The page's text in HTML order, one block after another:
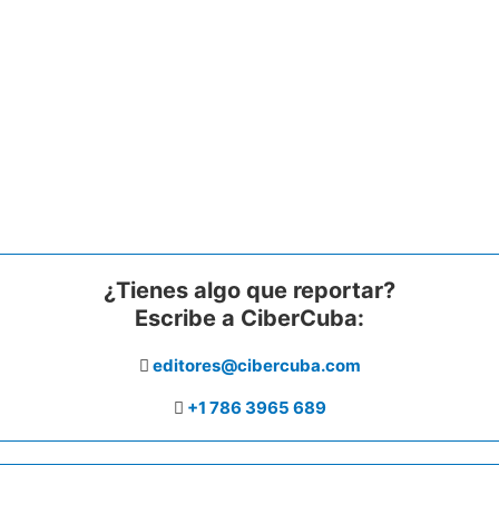
¿Tienes algo que reportar?
Escribe a CiberCuba:
editores@cibercuba.com
+1 786 3965 689